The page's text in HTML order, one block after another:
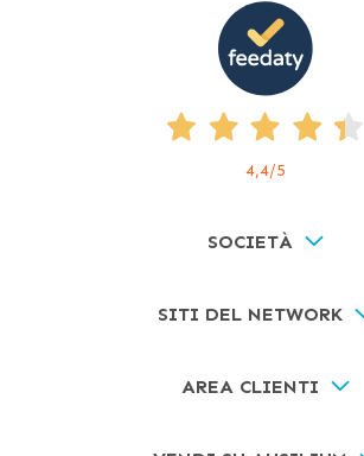
4,4/5
SOCIETÀ
SITI DEL NETWORK
AREA CLIENTI